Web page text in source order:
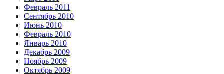
Февраль 2011
Сентябрь 2010
Июнь 2010
Февраль 2010
Январь 2010
Декабрь 2009
Ноябрь 2009
Октябрь 2009